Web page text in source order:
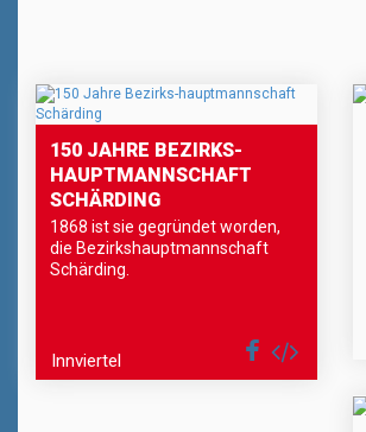
150 JAHRE BEZIRKS-
HAUPTMANNSCHAFT
SCHÄRDING
1868 ist sie gegründet worden,
die Bezirkshauptmannschaft
Schärding.
Innviertel